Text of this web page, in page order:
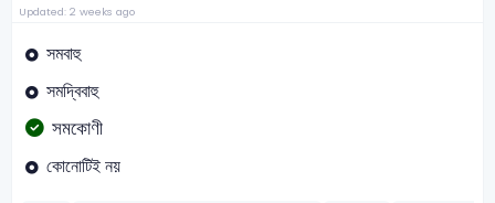
Updated: 2 weeks ago
সমবাহু
সমদ্বিবাহু
সমকোণী
কোনোটিই নয়